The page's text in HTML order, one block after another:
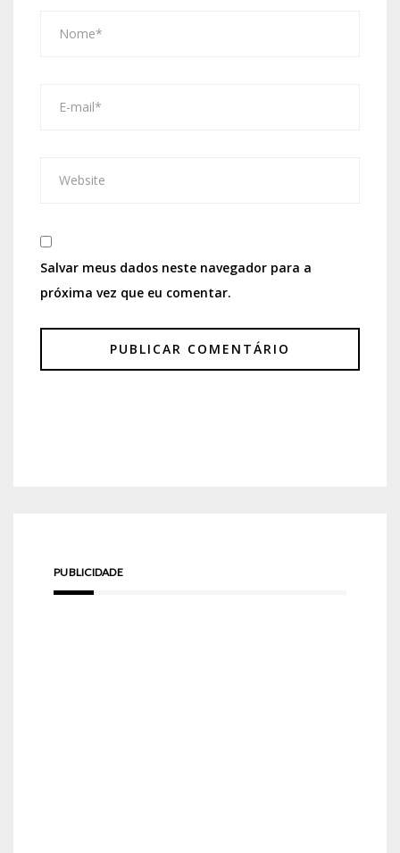
Salvar meus dados neste navegador para a
próxima vez que eu comentar.
PUBLICIDADE